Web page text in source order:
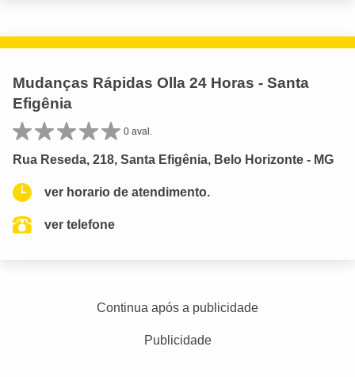
Mudanças Rápidas Olla 24 Horas - Santa
Efigênia
0 aval.
Rua Reseda, 218, Santa Efigênia, Belo Horizonte - MG
ver horario de atendimento.
ver telefone
Continua após a publicidade
Publicidade